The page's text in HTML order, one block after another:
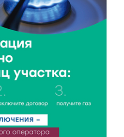
221
россияне обновили
и поручил ускорить
147
успех Алины